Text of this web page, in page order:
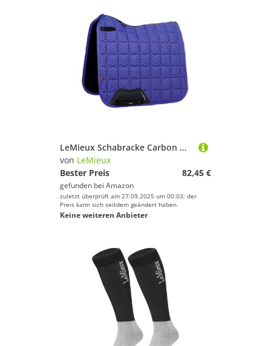
LeMieux Schabracke Carbon Mesh Air Dressage Blau - Dressur Full/WB - Blau
von LeMieux
Bester Preis
82,45 €
gefunden bei Amazon
zuletzt überprüft am 27.09.2025 um 00:03; der
Preis kann sich seitdem geändert haben.
Keine weiteren Anbieter